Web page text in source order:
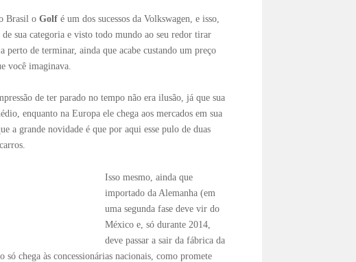
Brasil o Golfé um dos sucessos da Volkswagen, e isso,
sua categoria e visto todo mundo ao seu redor tirar
perto de terminar, ainda que acabe custando um preço
você imaginava.
de ter parado no tempo não era ilusão, já que sua
enquanto na Europa ele chega aos mercados em sua
a grande novidade é que por aqui esse pulo de duas
Isso mesmo, ainda que
importado da Alemanha (em
uma segunda fase deve vir do
México e, só durante 2014,
deve passar a sair da fábrica da
só chega às concessionárias nacionais, como promete